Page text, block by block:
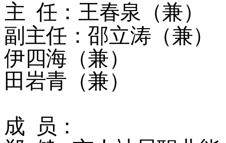
主 任：王春泉（兼）
副主任：邵立涛（兼）
伊四海（兼）
田岩青（兼）
成
员：